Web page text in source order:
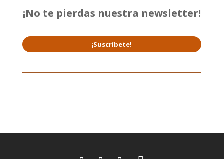
¡No te pierdas nuestra newsletter!
¡Suscríbete!